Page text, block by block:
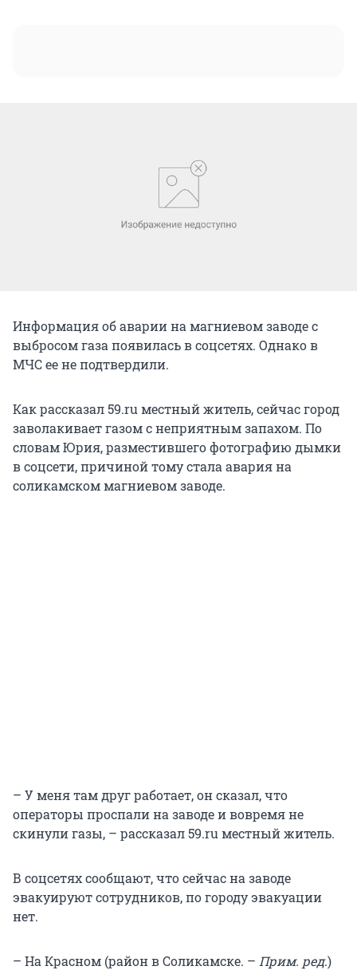
Информация об аварии на магниевом заводе с
выбросом газа появилась в соцсетях. Однако в
МЧС ее не подтвердили.
Как рассказал 59.ru местный житель, сейчас город
заволакивает газом с неприятным запахом. По
словам Юрия, разместившего фотографию дымки
в соцсети, причиной тому стала авария на
соликамском магниевом заводе.
– У меня там друг работает, он сказал, что
операторы проспали на заводе и вовремя не
скинули газы, – рассказал 59.ru местный житель.
В соцсетях сообщают, что сейчас на заводе
эвакуируют сотрудников, по городу эвакуации
нет.
– На Красном (район в Соликамске. – Прим. ред.)